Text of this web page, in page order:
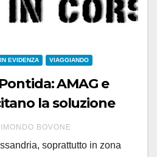
IN EVIDENZA VIAGGIANDO
AMAG e
la soluzione
BOVONE
soprattutto in zona